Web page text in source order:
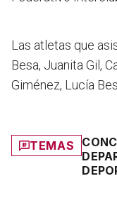
Las atletas que
Besa, Juanita Gil,
Giménez, Lucía
TEMAS